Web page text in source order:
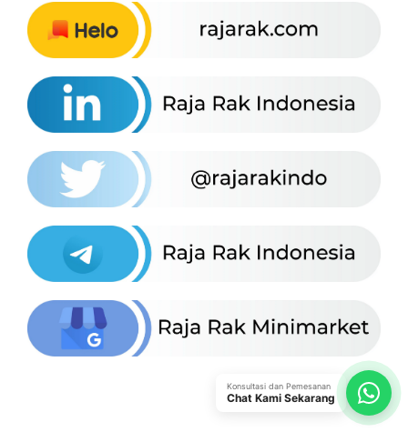
Konsultasi dan Pemesanan
Chat Kami Sekarang